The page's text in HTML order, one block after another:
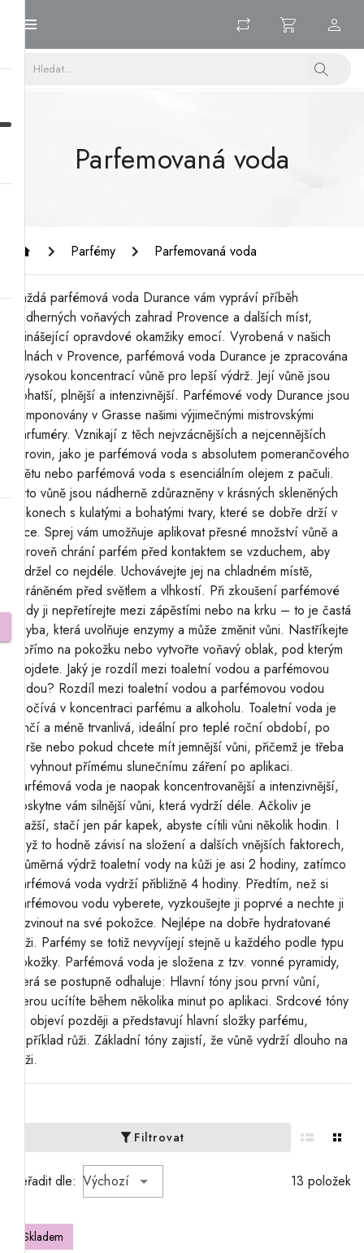
Parfemovaná voda
Parfémy Parfemovaná voda
Každá parfémová voda Durance vám vypráví příběh
nádherných voňavých zahrad Provence a dalších míst,
přinášející opravdové okamžiky emocí. Vyrobená v našich
dílnách v Provence, parfémová voda Durance je zpracována
s vysokou koncentrací vůně pro lepší výdrž. Její vůně jsou
bohatší, plnější a intenzivnější. Parfémové vody Durance jsou
komponovány v Grasse našimi výjimečnými mistrovskými
parfuméry. Vznikají z těch nejvzácnějších a nejcennějších
surovin, jako je parfémová voda s absolutem pomerančového
květu nebo parfémová voda s esenciálním olejem z pačuli.
Tyto vůně jsou nádherně zdůrazněny v krásných skleněných
flakonech s kulatými a bohatými tvary, které se dobře drží v
ruce. Sprej vám umožňuje aplikovat přesné množství vůně a
zároveň chrání parfém před kontaktem se vzduchem, aby
vydržel co nejdéle. Uchovávejte jej na chladném místě,
chráněném před světlem a vlhkostí. Při zkoušení parfémové
vody ji nepřetírejte mezi zápěstími nebo na krku – to je častá
chyba, která uvolňuje enzymy a může změnit vůni. Nastříkejte
ji přímo na pokožku nebo vytvořte voňavý oblak, pod kterým
projdete. Jaký je rozdíl mezi toaletní vodou a parfémovou
vodou? Rozdíl mezi toaletní vodou a parfémovou vodou
spočívá v koncentraci parfému a alkoholu. Toaletní voda je
lehčí a méně trvanlivá, ideální pro teplé roční období, po
sprše nebo pokud chcete mít jemnější vůni, přičemž je třeba
se vyhnout přímému slunečnímu záření po aplikaci.
Parfémová voda je naopak koncentrovanější a intenzivnější,
poskytne vám silnější vůni, která vydrží déle. Ačkoliv je
dražší, stačí jen pár kapek, abyste cítili vůni několik hodin. I
když to hodně závisí na složení a dalších vnějších faktorech,
průměrná výdrž toaletní vody na kůži je asi 2 hodiny, zatímco
parfémová voda vydrží přibližně 4 hodiny. Předtím, než si
parfémovou vodu vyberete, vyzkoušejte ji poprvé a nechte ji
rozvinout na své pokožce. Nejlépe na dobře hydratované
kůži. Parfémy se totiž nevyvíjejí stejně u každého podle typu
pokožky. Parfémová voda je složena z tzv. vonné pyramidy,
která se postupně odhaluje: Hlavní tóny jsou první vůní,
kterou ucítíte během několika minut po aplikaci. Srdcové tóny
se objeví později a představují hlavní složky parfému,
například růži. Základní tóny zajistí, že vůně vydrží dlouho na
kůži.
Filtrovat
13 položek
Seřadit dle: Výchozí
Skladem